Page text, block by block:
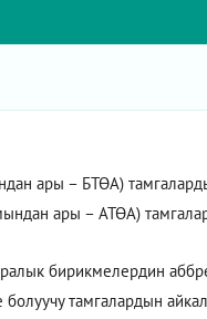
ары – БТӨА)
ары – АТӨА)
бирикмелердин
тамгалардын